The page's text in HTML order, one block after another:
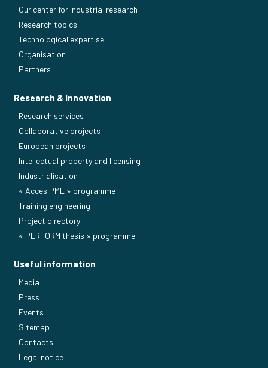
Our center for industrial research
Research topics
Technological expertise
Organisation
Partners
Research & Innovation
Research services
Collaborative projects
European projects
Intellectual property and licensing
Industrialisation
« Accès PME » programme
Training engineering
Project directory
« PERFORM thesis » programme
Useful information
Media
Press
Events
Sitemap
Contacts
Legal notice